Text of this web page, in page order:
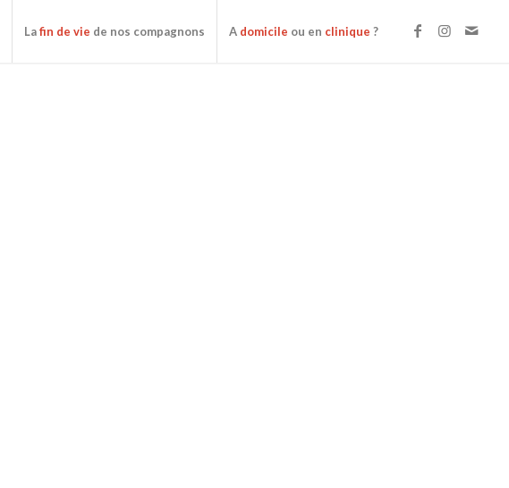
Lafin de vie de nos compagnons A domicile ou en clinique ?